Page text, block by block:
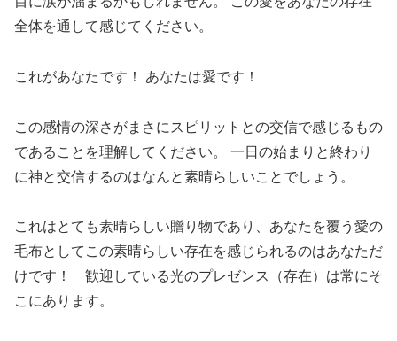
全体を通して感じてください。
これがあなたです！ あなたは愛です！
この感情の深さがまさにスピリットとの交信で感じるもの
であることを理解してください。 一日の始まりと終わり
に神と交信するのはなんと素晴らしいことでしょう。
これはとても素晴らしい贈り物であり、あなたを覆う愛の
毛布としてこの素晴らしい存在を感じられるのはあなただ
けです！ 歓迎している光のプレゼンス（存在）は常にそ
こにあります。